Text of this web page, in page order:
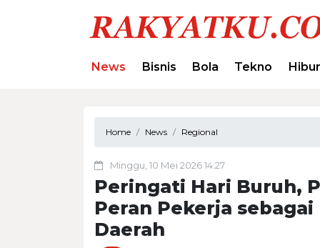
News Bisnis Bola Tekno
Home News Regional
Minggu, 10 Mei 2026 14:27
Peringati Hari Buruh,
Peran Pekerja
Daerah